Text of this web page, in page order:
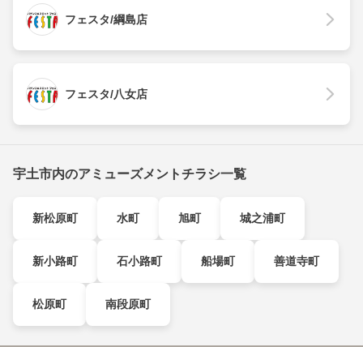
フェスタ/綱島店
フェスタ/八女店
宇土市内のアミューズメントチラシ一覧
新松原町 水町 旭町 城之浦町
新小路町 石小路町 船場町 善道寺町
松原町 南段原町